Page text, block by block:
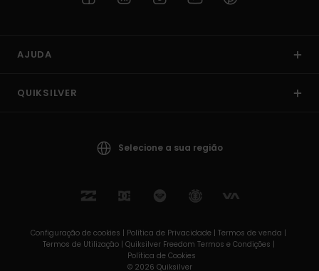
AJUDA
QUIKSILVER
Selecione a sua região
Configuração de cookies | Política de Privacidade | Termos de venda |
Termos de Utilizaçâo | Quiksilver Freedom Termos e Condições |
Política de Cookies
© 2026 Quiksilver